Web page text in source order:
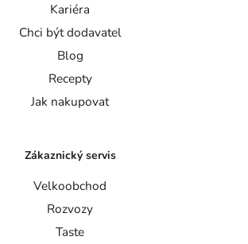
Kariéra
Chci být dodavatel
Blog
Recepty
Jak nakupovat
Zákaznický servis
Velkoobchod
Rozvozy
Taste